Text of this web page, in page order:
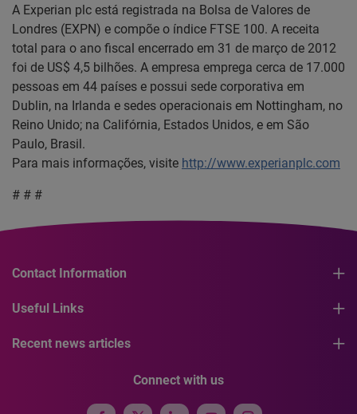
A Experian plc está registrada na Bolsa de Valores de
Londres (EXPN) e compõe o índice FTSE 100. A receita
total para o ano fiscal encerrado em 31 de março de 2012
foi de US$ 4,5 bilhões. A empresa emprega cerca de 17.000
pessoas em 44 países e possui sede corporativa em
Dublin, na Irlanda e sedes operacionais em Nottingham, no
Reino Unido; na Califórnia, Estados Unidos, e em São
Paulo, Brasil.
Para mais informações, visite http://www.experianplc.com
# # #
Contact Information
Useful Links
Recent news articles
Connect with us